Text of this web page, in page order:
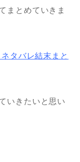
まとめていきま
タバレ結末まと
いきたいと思い